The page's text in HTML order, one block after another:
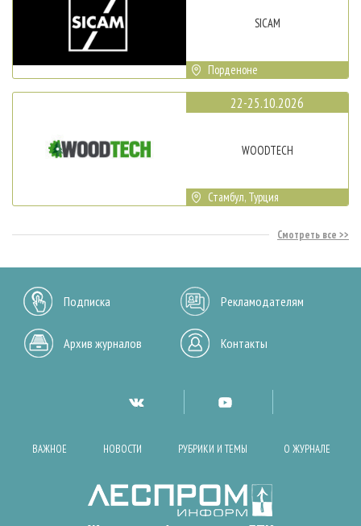
SICAM
Порденоне
22-25.10.2026
WOODTECH
Стамбул, Турция
Смотреть все
Подписка Рекламодателям
Архив журналов Контакты
ВАЖНОЕ НОВОСТИ РУБРИКИ И ТЕМЫ О ЖУРНАЛЕ